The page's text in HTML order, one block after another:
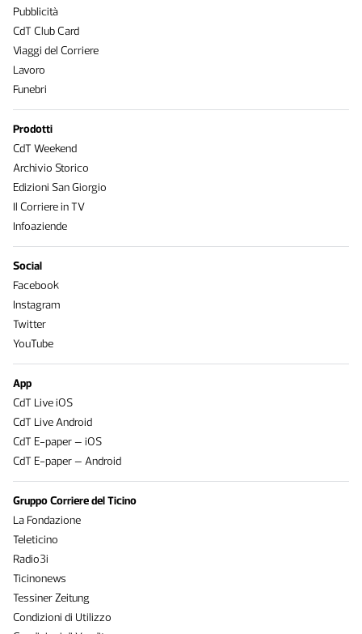
Pubblicità
CdT Club Card
Viaggi del Corriere
Lavoro
Funebri
Prodotti
CdT Weekend
Archivio Storico
Edizioni San Giorgio
Il Corriere in TV
Infoaziende
Social
Facebook
Instagram
Twitter
YouTube
App
CdT Live iOS
CdT Live Android
CdT E-paper – iOS
CdT E-paper – Android
Gruppo Corriere del Ticino
La Fondazione
Teleticino
Radio3i
Ticinonews
Tessiner Zeitung
Condizioni di Utilizzo